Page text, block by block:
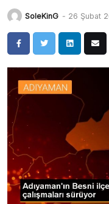
SoleKinG - 26 Şubat